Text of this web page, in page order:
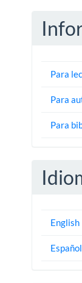
Para
Para
Para
English
Español